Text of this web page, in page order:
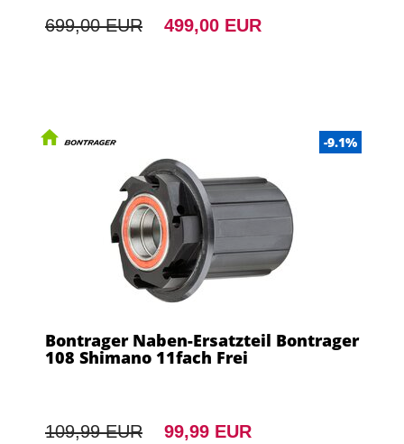
699,00 EUR 499,00 EUR
-9.1%
Bontrager Naben-Ersatzteil Bontrager
108 Shimano 11fach Frei
109,99 EUR 99,99 EUR